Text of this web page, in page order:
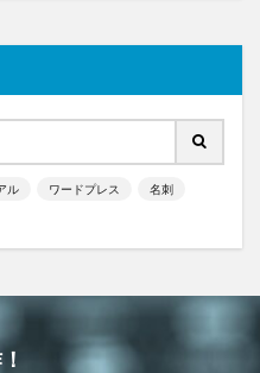
ル ワードプレス 名刺